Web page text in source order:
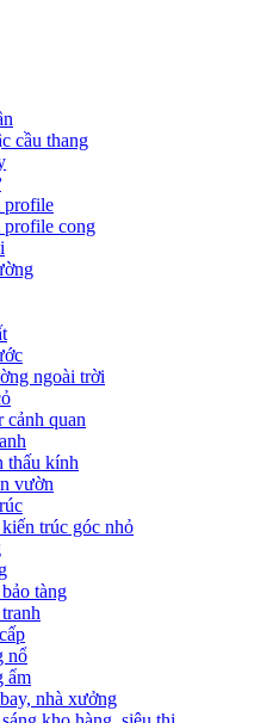
cầu thang
profile
cong
ngoài trời
quan
thấu kính
vườn
trúc góc nhỏ
tàng
nổ
ẩm
nhà xưởng